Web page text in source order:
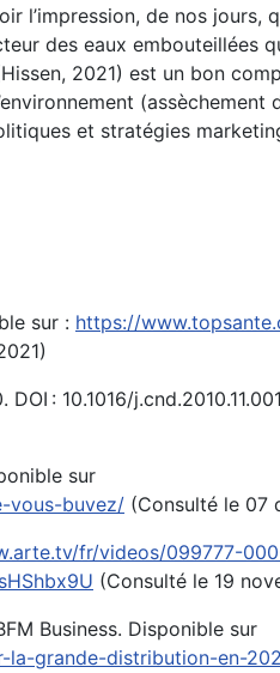
l’impression, de nos jours,
des eaux embouteillées
2021) est un bon
(assèchement
et stratégies
sur : https://
DOI : 10.1016/
sur
vous-buvez/ (Consulté le 07
fr/videos/099777-
(Consulté le 19
Business. Disponible sur
grande-distribution-en-